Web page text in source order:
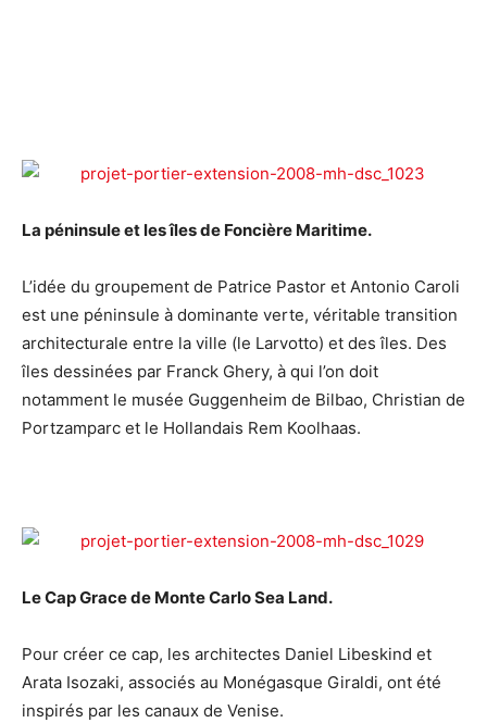
La péninsule et les îles de Foncière Maritime.
L’idée du groupement de Patrice Pastor et Antonio Caroli
est une péninsule à dominante verte, véritable transition
architecturale entre la ville (le Larvotto) et des îles. Des
îles dessinées par Franck Ghery, à qui l’on doit
notamment le musée Guggenheim de Bilbao, Christian de
Portzamparc et le Hollandais Rem Koolhaas.
Le Cap Grace de Monte Carlo Sea Land.
Pour créer ce cap, les architectes Daniel Libeskind et
Arata Isozaki, associés au Monégasque Giraldi, ont été
inspirés par les canaux de Venise.